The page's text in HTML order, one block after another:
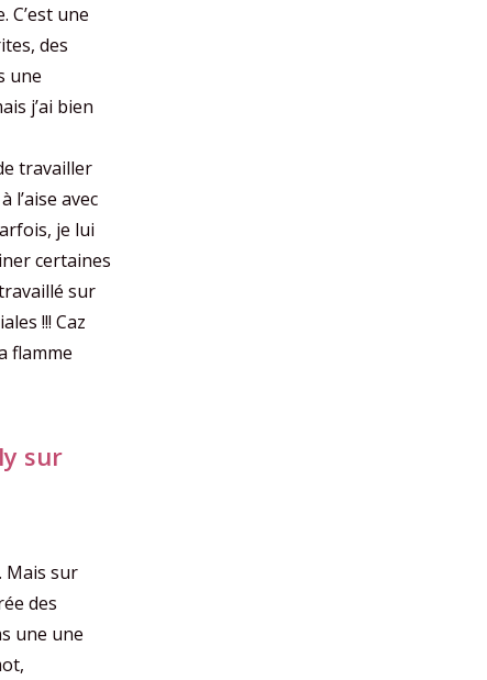
une
des
une
j’ai bien
travailler
l’aise avec
je lui
certaines
sur
!!! Caz
flamme
sur
Mais sur
des
une une